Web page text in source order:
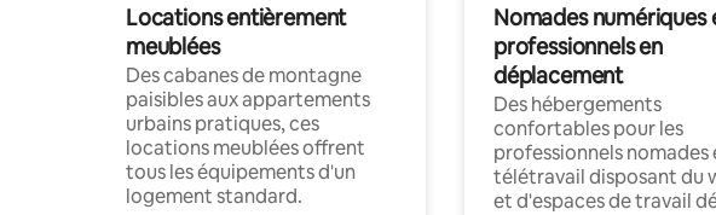
Locations entièrement
meublées
Des cabanes de montagne
paisibles aux appartements
urbains pratiques, ces
locations meublées offrent
tous les équipements d'un
logement standard.
Nomades numériques
professionnels en
déplacement
Des hébergements
confortables pour les
professionnels nomades
télétravail disposant du
et d'espaces de travail